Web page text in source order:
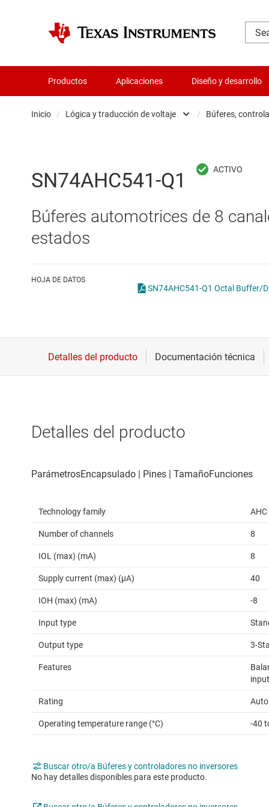
Productos Aplicaciones Diseño y desarrollo
Inicio / Lógica y traducción de voltaje
Audio, háptica y piezoeléctrica
Interfaz
/ Búferes,
SN74AHC541-Q1
Búferes automotrices de 8
estados
HOJA DE DATOS
SN74AHC541-Q1 Octal Buffer/
Detalles del producto
Technology family AHC
Number of channels 8
IOL (max) (mA) 8
Supply current (max) (µA) 40
IOH (max) (mA) -8
Input type
Output type 3-
Features
Rating
Operating temperature range (°C) -40
Buscar otro/a Búferes y controladores no inversores
No hay detalles disponibles para este producto.